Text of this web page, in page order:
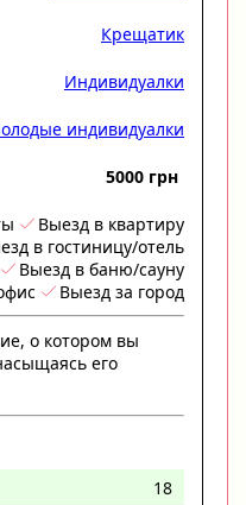
Крещатик
Индивидуалки
индивидуалки
5000 грн
Выезд в квартиру
в гостиницу/отель
Выезд в баню/сауну
Выезд за город
о котором вы
его
18